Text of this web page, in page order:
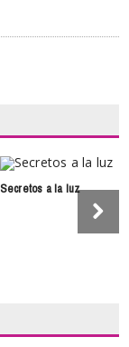
Secretos a la luz